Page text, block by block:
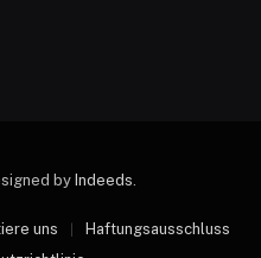
by Indeeds
uns
Haftungsausschluss